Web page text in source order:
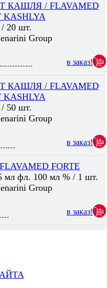
/ FLAVAMED
KASHLYA
/ 20 шт.
Group
в заказ!
/ FLAVAMED
KASHLYA
/ 50 шт.
Group
в заказ!
FORTE
мл фл. 100 мл % / 1 шт.
Group
в заказ!